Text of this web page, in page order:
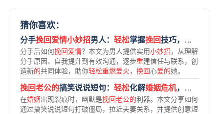
猜你喜欢：
分手挽回爱情小妙招男人： 轻松掌握挽回技巧， 重燃爱火
分手后如何挽回爱情？本文为男人提供实用小妙招，从理解
分手原因、自我提升到有效沟通，逐步重建信任与联系，创
造新的共同体验，助你轻松重燃爱火， 挽回心爱的她。
挽回老公的搞笑说说短句： 轻松化解婚姻危机， 重燃爱情
在婚姻出现裂痕时，幽默是挽回老公的利器。本文分享如何
通过搞笑说说短句打破僵局，拉近夫妻关系，并提供创意短